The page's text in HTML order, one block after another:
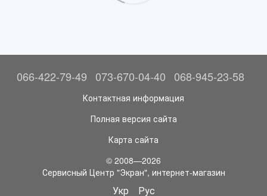
066-422-79-49 073-670-04-40 068-945-23-58
Контактная информация
Полная версия сайта
Карта сайта
© 2008—2026
Сервисный Центр "Экран", интернет-магазин
Укр Рус